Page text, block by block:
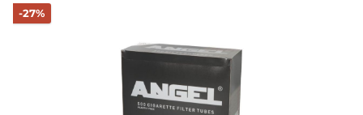
-27%Rabatt